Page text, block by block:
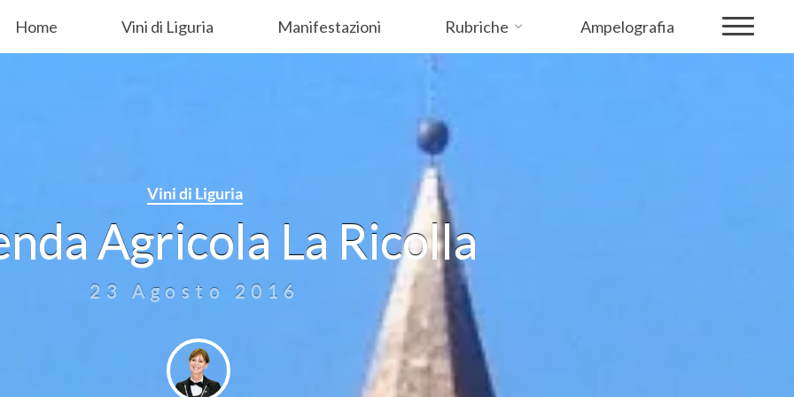
Home Vini di Liguria Manifestazioni Rubriche Ampelografia
Vini di Liguria
Agricola La Ricolla
23 Agosto 2016